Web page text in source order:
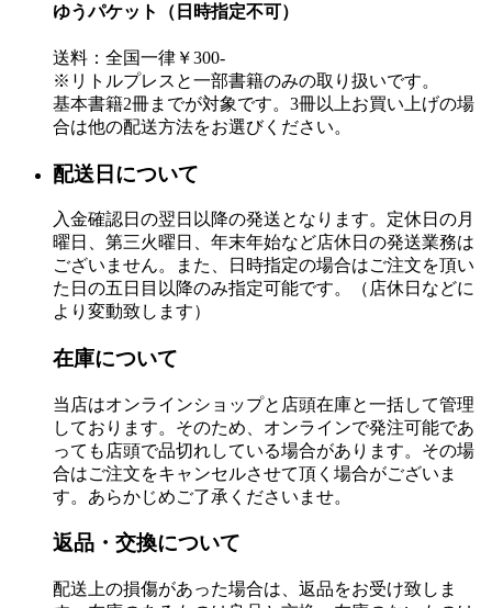
ゆうパケット（日時指定不可）
送料：全国一律￥300-
※リトルプレスと一部書籍のみの取り扱いです。
基本書籍2冊までが対象です。3冊以上お買い上げの場
合は他の配送方法をお選びください。
配送日について
入金確認日の翌日以降の発送となります。定休日の月
曜日、第三火曜日、年末年始など店休日の発送業務は
ございません。また、日時指定の場合はご注文を頂い
た日の五日目以降のみ指定可能です。（店休日などに
より変動致します）
在庫について
当店はオンラインショップと店頭在庫と一括して管理
しております。そのため、オンラインで発注可能であ
っても店頭で品切れしている場合があります。その場
合はご注文をキャンセルさせて頂く場合がございま
す。あらかじめご了承くださいませ。
返品・交換について
配送上の損傷があった場合は、返品をお受け致しま